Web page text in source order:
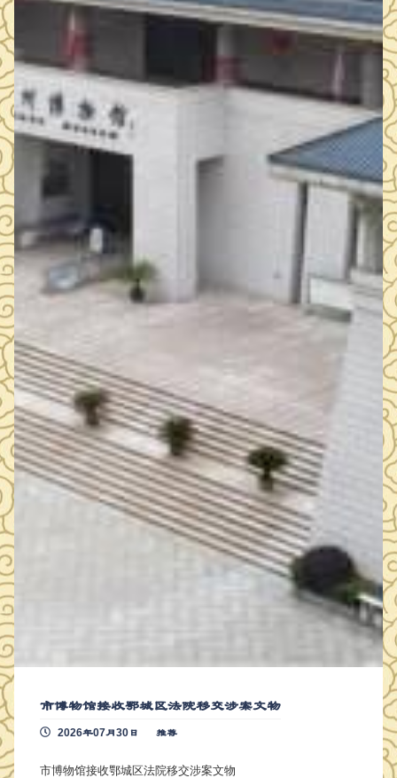
市博物馆接收鄂城区法院移交涉案文物
2026年07月30日 推荐
市博物馆接收鄂城区法院移交涉案文物